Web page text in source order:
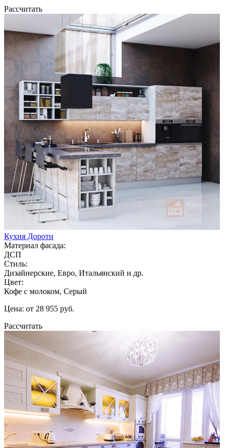
Рассчитать
Кухня Дороти
Материал фасада:
ДСП
Стиль:
Дизайнерские, Евро, Итальянский и др.
Цвет:
Кофе с молоком, Серый
Цена: от 28 955 руб.
Рассчитать